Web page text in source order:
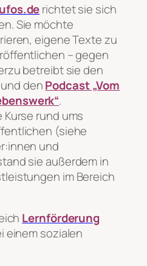
richtet sie sich
Sie möchte
eigene Texte zu
– gegen
betreibt sie den
und denPodcast „Vom
.
rund ums
(siehe
und
sie außerdem in
im Bereich
Lernförderung
einem sozialen